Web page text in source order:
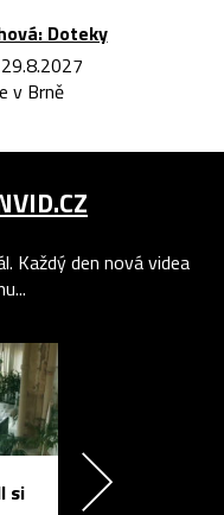
Doteky
v Brně
Každý den nová videa
si